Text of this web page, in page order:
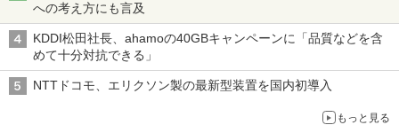
への考え方にも言及
KDDI松田社長、ahamoの40GBキャンペーンに「品質などを含
めて十分対抗できる」
NTTドコモ、エリクソン製の最新型装置を国内初導入
もっと見る